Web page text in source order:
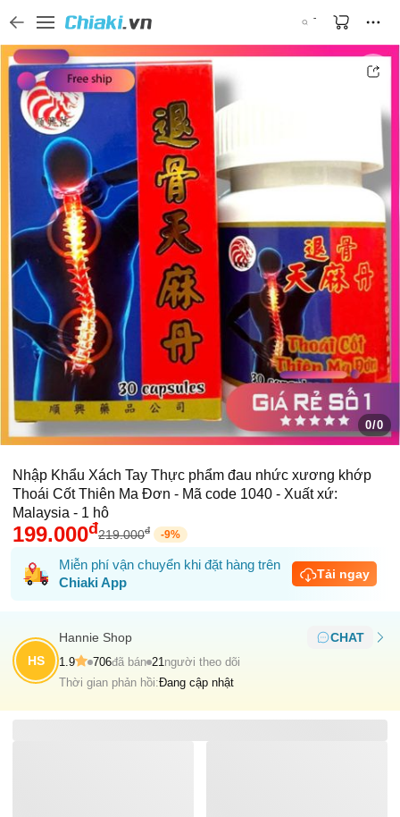
0/0
Nhập Khẩu Xách Tay Thực phẩm đau nhức xương khớp
Thoái Cốt Thiên Ma Đơn - Mã code 1040 - Xuất xứ:
Malaysia - 1 hô
199.000đ219.000đ -9%
Miễn phí vận chuyển khi đặt hàng trên
Chiaki App
Tải ngay
HS
Hannie Shop CHAT
1.9 706đã bán 21 người theo dõi
Thời gian phản hồi:Đang cập nhật